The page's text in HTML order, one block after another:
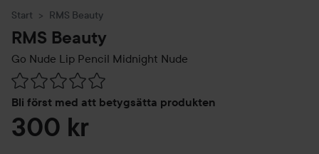
Start RMS Beauty
RMS Beauty
Go Nude Lip Pencil Midnight Nude
Bli först med att betygsätta produkten
Hoppa till Betyg & kommentarer
300 kr